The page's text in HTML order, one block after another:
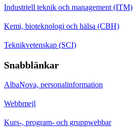
Industriell teknik och management (ITM)
Kemi, bioteknologi och hälsa (CBH)
Teknikvetenskap (SCI)
Snabblänkar
AlbaNova, personalinformation
Webbmejl
Kurs-, program- och gruppwebbar